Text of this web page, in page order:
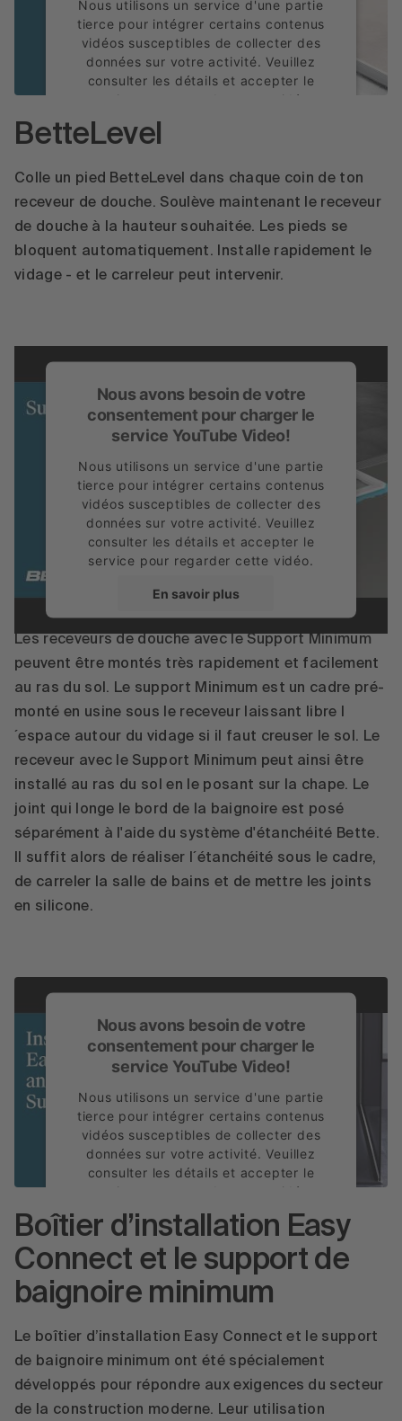
Nous utilisons un service d'une partie
tierce pour intégrer certains contenus
vidéos susceptibles de collecter des
données sur votre activité. Veuillez
consulter les détails et accepter le
service pour regarder cette vidéo.
En savoir plus
Accepter
powered by Usercentrics Consent
Management Platform
BetteLevel
Colle un pied BetteLevel dans chaque coin de ton
receveur de douche. Soulève maintenant le receveur
de douche à la hauteur souhaitée. Les pieds se
bloquent automatiquement. Installe rapidement le
vidage - et le carreleur peut intervenir.
Nous avons besoin de votre
consentement pour charger le
service YouTube Video!
Nous utilisons un service d'une partie
tierce pour intégrer certains contenus
vidéos susceptibles de collecter des
données sur votre activité. Veuillez
consulter les détails et accepter le
service pour regarder cette vidéo.
En savoir plus
Accepter
powered byUsercentrics Consent
Management Platform
Support Minimum
Les receveurs de douche avec le Support Minimum
peuvent être montés très rapidement et facilement
au ras du sol. Le support Minimum est un cadre pré-
monté en usine sous le receveur laissant libre l
´espace autour du vidage si il faut creuser le sol. Le
receveur avec le Support Minimum peut ainsi être
installé au ras du sol en le posant sur la chape. Le
joint qui longe le bord de la baignoire est posé
séparément à l'aide du système d'étanchéité Bette.
Il suffit alors de réaliser l´étanchéité sous le cadre,
de carreler la salle de bains et de mettre les joints
en silicone.
Nous avons besoin de votre
consentement pour charger le
service YouTube Video!
Nous utilisons un service d'une partie
tierce pour intégrer certains contenus
vidéos susceptibles de collecter des
données sur votre activité. Veuillez
consulter les détails et accepter le
service pour regarder cette vidéo.
En savoir plus
Accepter
powered byUsercentrics Consent
Boîtier d’installation Easy
Connect et le support de
baignoire minimum
Le boîtier d’installation Easy Connect et le support
de baignoire minimum ont été spécialement
développés pour répondre aux exigences du secteur
de la construction moderne. Leur utilisation